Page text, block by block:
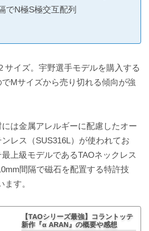
でN極S極交互配列
サイズ。宇野選手モデルを購入する
Mサイズから売り切れる傾向が強
は金属アレルギーに配慮したオー
レス（SUS316L）が使われてお
上級モデルであるTAOネックレス
間隔で磁石を配置する特許技
す。
【TAOシリーズ最強】コラントッテ
新作『α ARAN』の概要や感想